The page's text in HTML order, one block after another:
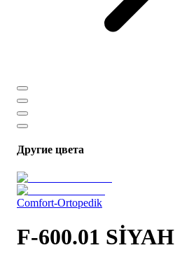
Другие цвета
Comfort-Ortopedik
F-600.01 SİYAH